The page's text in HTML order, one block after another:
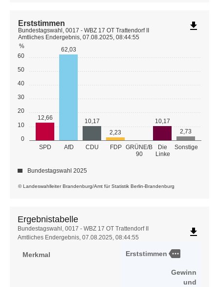
0
10
20
30
40
50
60
%
SPD AfD CDU FDP GRÜNE/B
90
Die
Linke
Sonstige
12,66
62,03
10,17
2,23
10,17
2,73
© Landeswahlleiter Brandenburg/Amt für Statistik Berlin-Brandenburg
Erststimmen
Bundestagswahl, 0017 - WBZ 17 OT Trattendorf II
Amtliches Endergebnis, 07.08.2025, 08:44:55
Bundestagswahl 2025
file_download
Ergebnistabelle
Ergebnistabelle
Bundestagswahl, 0017 - WBZ 17 OT Trattendorf II
Amtliches Endergebnis, 07.08.2025, 08:44:55
file_download
Merkmal Erststimmen more
Gewinn
und